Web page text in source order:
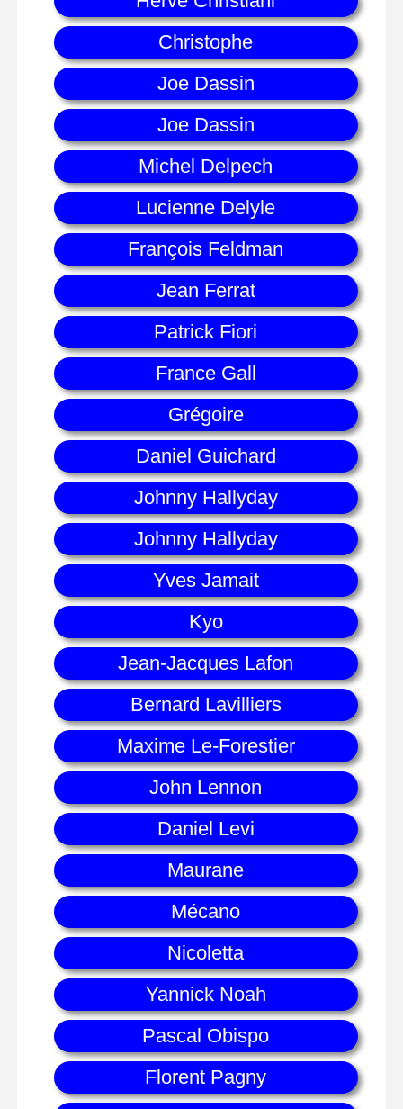
Christophe
Joe Dassin
Joe Dassin
Michel Delpech
Lucienne Delyle
François Feldman
Jean Ferrat
Patrick Fiori
France Gall
Grégoire
Daniel Guichard
Johnny Hallyday
Johnny Hallyday
Yves Jamait
Kyo
Jean-Jacques Lafon
Bernard Lavilliers
Maxime Le-Forestier
John Lennon
Daniel Levi
Maurane
Mécano
Nicoletta
Yannick Noah
Pascal Obispo
Florent Pagny